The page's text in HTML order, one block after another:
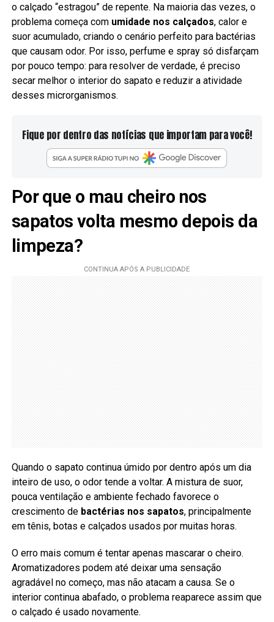
o calçado “estragou” de repente. Na maioria das vezes, o
problema começa com umidade nos calçados, calor e
suor acumulado, criando o cenário perfeito para bactérias
que causam odor. Por isso, perfume e spray só disfarçam
por pouco tempo: para resolver de verdade, é preciso
secar melhor o interior do sapato e reduzir a atividade
desses microrganismos.
Fique por dentro das notícias que importam para você!
Por que o mau cheiro nos
sapatos volta mesmo depois da
limpeza?
Quando o sapato continua úmido por dentro após um dia
inteiro de uso, o odor tende a voltar. A mistura de suor,
pouca ventilação e ambiente fechado favorece o
crescimento de bactérias nos sapatos, principalmente
em tênis, botas e calçados usados por muitas horas.
O erro mais comum é tentar apenas mascarar o cheiro.
Aromatizadores podem até deixar uma sensação
agradável no começo, mas não atacam a causa. Se o
interior continua abafado, o problema reaparece assim que
o calçado é usado novamente.